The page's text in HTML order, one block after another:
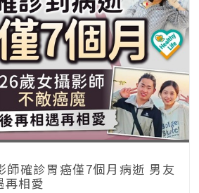
師確診胃癌僅7個月病逝 男友
再相愛